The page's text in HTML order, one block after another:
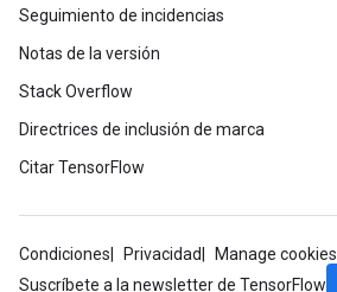
Seguimiento de incidencias
Notas de la versión
Stack Overflow
Directrices de inclusión de marca
Citar TensorFlow
Condiciones Privacidad
Manage cookies
Suscríbete a la newsletter de TensorFlow